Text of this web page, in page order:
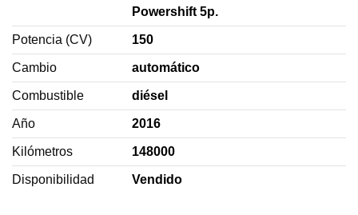
Powershift 5p.
Potencia (CV) 150
Cambio automático
Combustible diésel
Año 2016
Kilómetros 148000
Disponibilidad Vendido